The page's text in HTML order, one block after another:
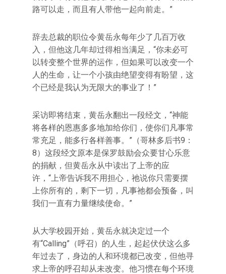
路可以走，而且有人带他一起向前走。”
辞去总裁的职位令黄岳永每年少了几百万收
入，但他这几年却过得相当满足，“你未必可
以转变整个世界的运作，但如果可以改变一个
人的生命，让一个小孩由绝望变得有盼望，这
个已经是我认为无限大的事业了！”
采访即将结束，黄岳永翻出一段经文，“神能
将各样的恩惠多多地加给你们，使你们凡事常
常充足，能多行各样善事。”（哥林多后书9：
8）这段经文原本是保罗鼓励会众要甘心乐意
的捐献，但黄岳永从中读出了上帝的应
许，“上帝告诉我不用担心，祂说你只需要摆
上你所有的，剩下一切，凡事祂都会预备，叫
我们一直有力量继续使命。”
从大学校园开始，黄岳永就决定过一个
有“Calling”（呼召）的人生，起起伏伏这么多
年过去了，身边的人和环境都已改变，但他寻
求上帝的呼召却从未改变。他习惯在每个环境